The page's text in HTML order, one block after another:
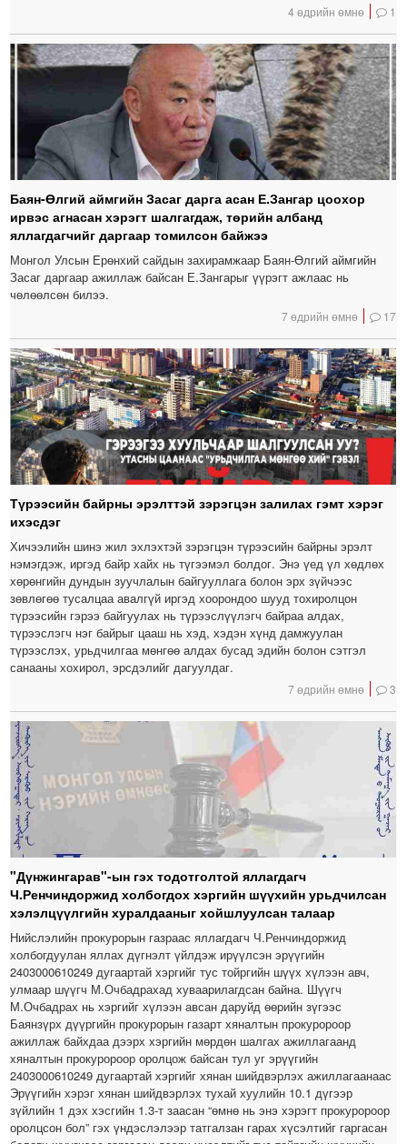
4 өдрийн өмнө 1
Баян-Өлгий аймгийн Засаг дарга асан Е.Зангар цоохор
ирвэс агнасан хэрэгт шалгагдаж, төрийн албанд
яллагдагчийг даргаар томилсон байжээ
Монгол Улсын Ерөнхий сайдын захирамжаар Баян-Өлгий аймгийн
Засаг даргаар ажиллаж байсан Е.Зангарыг үүрэгт ажлаас нь
чөлөөлсөн билээ.
7 өдрийн өмнө 17
Түрээсийн байрны эрэлттэй зэрэгцэн залилах гэмт хэрэг
ихэсдэг
Хичээлийн шинэ жил эхлэхтэй зэрэгцэн түрээсийн байрны эрэлт
нэмэгдэж, иргэд байр хайх нь түгээмэл болдог. Энэ үед үл хөдлөх
хөрөнгийн дундын зуучлалын байгууллага болон эрх зүйчээс
зөвлөгөө тусалцаа авалгүй иргэд хоорондоо шууд тохиролцон
түрээсийн гэрээ байгуулах нь түрээслүүлэгч байраа алдах,
түрээслэгч нэг байрыг цааш нь хэд, хэдэн хүнд дамжуулан
түрээслэх, урьдчилгаа мөнгөө алдах бусад эдийн болон сэтгэл
санааны хохирол, эрсдэлийг дагуулдаг.
7 өдрийн өмнө 3
"Дүнжингарав"-ын гэх тодотголтой яллагдагч
Ч.Ренчиндоржид холбогдох хэргийн шүүхийн урьдчилсан
хэлэлцүүлгийн хуралдааныг хойшлуулсан талаар
Нийслэлийн прокурорын газраас яллагдагч Ч.Ренчиндоржид
холбогдуулан яллах дүгнэлт үйлдэж ирүүлсэн эрүүгийн
2403000610249 дугаартай хэргийг тус тойргийн шүүх хүлээн авч,
улмаар шүүгч М.Очбадрахад хуваарилагдсан байна. Шүүгч
М.Очбадрах нь хэргийг хүлээн авсан даруйд өөрийн зүгээс
Баянзүрх дүүргийн прокурорын газарт хяналтын прокуророор
ажиллаж байхдаа дээрх хэргийн мөрдөн шалгах ажиллагаанд
хяналтын прокуророор оролцож байсан тул уг эрүүгийн
2403000610249 дугаартай хэргийг хянан шийдвэрлэх ажиллагаанаас
Эрүүгийн хэрэг хянан шийдвэрлэх тухай хуулийн 10.1 дүгээр
зүйлийн 1 дэх хэсгийн 1.3-т заасан “өмнө нь энэ хэрэгт прокуророор
оролцсон бол” гэх үндэслэлээр татгалзан гарах хүсэлтийг гаргасан